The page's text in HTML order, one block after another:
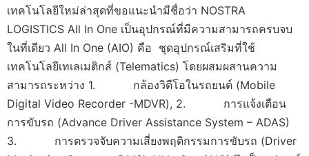
เทคโนโลยีใหม่ล่าสุดที่ขอแนะนำมีชื่อว่า NOSTRA
LOGISTICS All In One เป็นอุปกรณ์ที่มีความสามารถครบจบ
ในที่เดียว All In One (AIO) คือ ชุดอุปกรณ์เสริมที่ใช้
เทคโนโลยีเทเลเมติกส์ (Telematics) โดยผสมผสานความ
สามารถระหว่าง 1. กล้องวิดีโอในรถยนต์ (Mobile
Digital Video Recorder -MDVR), 2. การแจ้งเตือน
การขับรถ (Advance Driver Assistance System – ADAS)
3. การตรวจจับความเสี่ยงพฤติกรรมการขับรถ (Driver